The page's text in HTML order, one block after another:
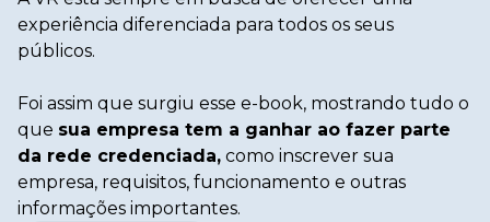
experiência diferenciada para todos os seus
públicos.
Foi assim que surgiu esse e-book, mostrando tudo o
que sua empresa tem a ganhar ao fazer parte
da rede credenciada, como inscrever sua
empresa, requisitos, funcionamento e outras
informações importantes.